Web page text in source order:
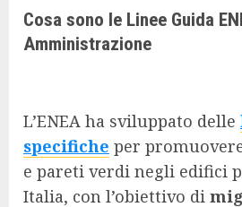
Cosa sono le Linee Guida
Amministrazione
L’ENEA ha sviluppato delle
specifiche per
e pareti verdi negli edifici
Italia, con l’obiettivo di